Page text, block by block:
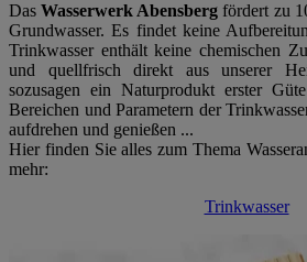
DasWasserwerk Abensberg fördert zu
Grundwasser. Es findet keine
Trinkwasser enthält keine chemischen
und quellfrisch direkt aus unserer
sozusagen ein Naturprodukt erster
Bereichen und Parametern der
aufdrehen und genießen ...
Hier finden Sie alles zum Thema
mehr:
Trinkwasser